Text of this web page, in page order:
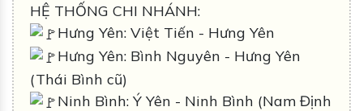
HỆ THỐNG CHI NHÁNH:
Hưng Yên: Việt Tiến - Hưng Yên
Hưng Yên: Bình Nguyên - Hưng Yên
(Thái Bình cũ)
Ninh Bình: Ý Yên - Ninh Bình (Nam Định